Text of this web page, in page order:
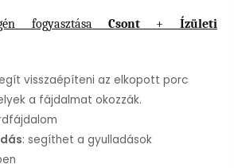
fogyasztásaCsont+ Ízületi
visszaépíteni az elkopott porc
a fájdalmat okozzák.
: segíthet a gyulladások